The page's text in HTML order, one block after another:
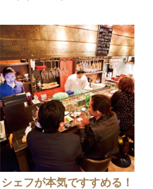
さん（シンシア）
シェフが本気ですすめる！